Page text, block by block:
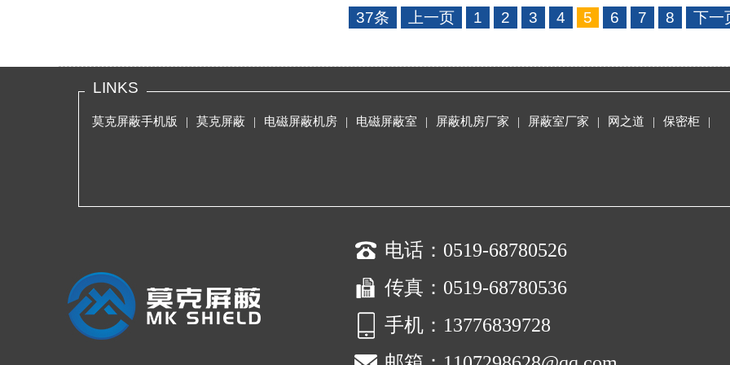
37条 上一页 1 2 3 4 5 6 7 8 下一
LINKS
莫克屏蔽手机版 | 莫克屏蔽 | 电磁屏蔽机房 | 电磁屏蔽室 | 屏蔽机房厂家 | 屏蔽室厂家 | 网之道 | 保密柜 |
电话：0519-68780526
传真：0519-68780536
手机：13776839728